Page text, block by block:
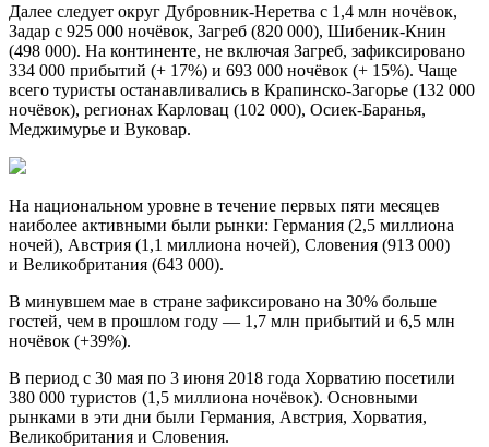
Далее следует округ Дубровник-Неретва с 1,4 млн ночёвок,
Задар с 925 000 ночёвок, Загреб (820 000), Шибеник-Книн
(498 000). На континенте, не включая Загреб, зафиксировано
334 000 прибытий (+ 17%) и 693 000 ночёвок (+ 15%). Чаще
всего туристы останавливались в Крапинско-Загорье (132 000
ночёвок), регионах Карловац (102 000), Осиек-Баранья,
Меджимурье и Вуковар.
На национальном уровне в течение первых пяти месяцев
наиболее активными были рынки: Германия (2,5 миллиона
ночей), Австрия (1,1 миллиона ночей), Словения (913 000)
и Великобритания (643 000).
В минувшем мае в стране зафиксировано на 30% больше
гостей, чем в прошлом году — 1,7 млн прибытий и 6,5 млн
ночёвок (+39%).
В период с 30 мая по 3 июня 2018 года Хорватию посетили
380 000 туристов (1,5 миллиона ночёвок). Основными
рынками в эти дни были Германия, Австрия, Хорватия,
Великобритания и Словения.